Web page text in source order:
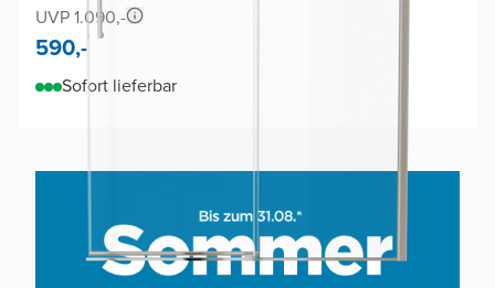
UVP 1.090,-
590,-
Sofort lieferbar